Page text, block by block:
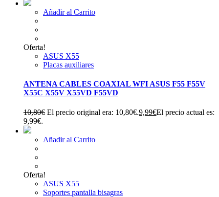
Añadir al Carrito
Oferta!
ASUS X55
Placas auxiliares
ANTENA CABLES COAXIAL WFI ASUS F55 F55V
X55C X55V X55VD F55VD
10,80€ El precio original era: 10,80€.9,99€El precio actual es:
9,99€.
Añadir al Carrito
Oferta!
ASUS X55
Soportes pantalla bisagras